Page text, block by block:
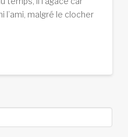
l’ami, malgré le clocher